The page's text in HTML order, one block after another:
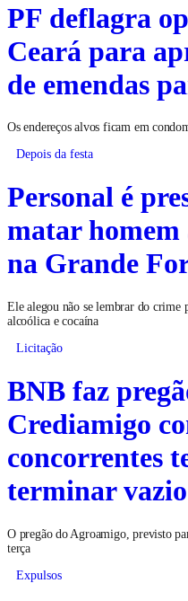
PF deflagra
Ceará para
de emendas
Os endereços alvos ficam em
Depois da festa
Personal é
matar homem
na Grande
Ele alegou não se lembrar do crime
alcoólica e cocaína
Licitação
BNB faz
Crediamigo
concorrentes
terminar vazio
O pregão do Agroamigo, previsto
terça
Expulsos